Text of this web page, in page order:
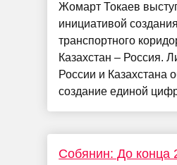
Жомарт Токаев
инициативой
транспортного
Казахстан – Россия.
России и Казахстана
создание единой
Собянин: До конца